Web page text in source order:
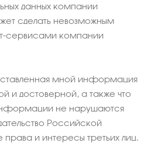
данных компании
сделать невозможным
сервисами компании
мной информация
и достоверной, а также что
не нарушаются
Российской
и интересы третьих лиц.